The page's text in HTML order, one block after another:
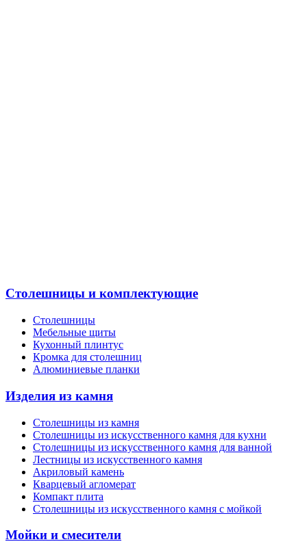
Столешницы и комплектующие
Столешницы
Мебельные щиты
Кухонный плинтус
Кромка для столешниц
Алюминиевые планки
Изделия из камня
Столешницы из камня
Cтолешницы из искусственного камня для кухни
Cтолешницы из искусственного камня для ванной
Лестницы из искусственного камня
Акриловый камень
Кварцевый агломерат
Компакт плита
Столешницы из искусственного камня с мойкой
Мойки и смесители